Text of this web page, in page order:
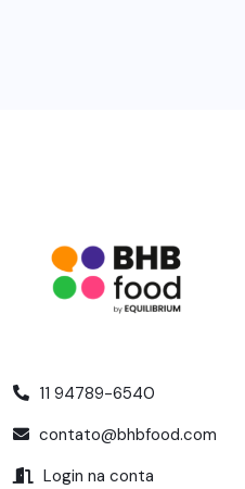
11 94789-6540
contato@bhbfood.com
Login na conta